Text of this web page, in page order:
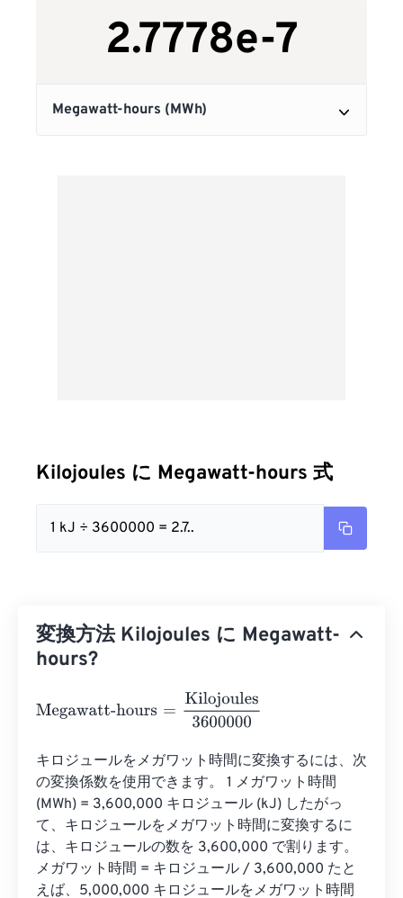
Kilojoules に Megawatt-hours 式
1 kJ ÷ 3600000 = 2.7..
変換方法 Kilojoules に Megawatt-
hours?
Megawatt-hours Kilojoules3600000
キロジュールをメガワット時間に変換するには、次
の変換係数を使用できます。 1 メガワット時間
(MWh) = 3,600,000 キロジュール (kJ) したがっ
て、キロジュールをメガワット時間に変換するに
は、キロジュールの数を 3,600,000 で割ります。
メガワット時間 = キロジュール / 3,600,000 たと
えば、5,000,000 キロジュールをメガワット時間